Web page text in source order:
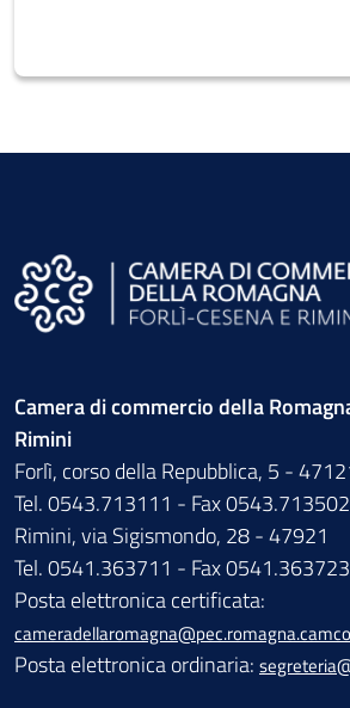
Camera di commercio della
Rimini
Forlì, corso della Repubblica, 5 -
Tel. 0543.713111 - Fax 0543.713502
Rimini, via Sigismondo, 28 - 47921
Tel. 0541.363711 - Fax 0541.363723
Posta elettronica certificata:
Posta elettronica ordinaria: